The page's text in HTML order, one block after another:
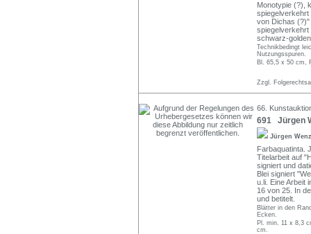
Monotypie (?),
spiegelverkehrt
von Dichas (?)"
spiegelverkehrt
schwarz-
Technikbedingt
Nutzungsspuren.
Bl. 65,5 x 50 cm,
Zzgl.
66.
691 Jürgen
Jürgen
Farbaquatinta.
Titelarbeit auf
signiert und
Blei signiert
u.li. Eine Arbeit
16 von 25. In
und betitelt.
Blätter in den
Ecken.
Pl. min. 11 x 8,3
cm.